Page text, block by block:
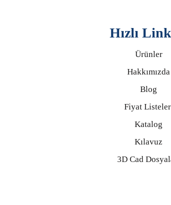
Hızlı
Ürünler
Hakkımızda
Blog
Fiyat
Katalog
Kılavuz
3D Cad